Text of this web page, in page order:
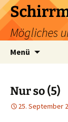
Zum
Inhalt
springen
Mögliches
Menü
Nur so (5)
25. September